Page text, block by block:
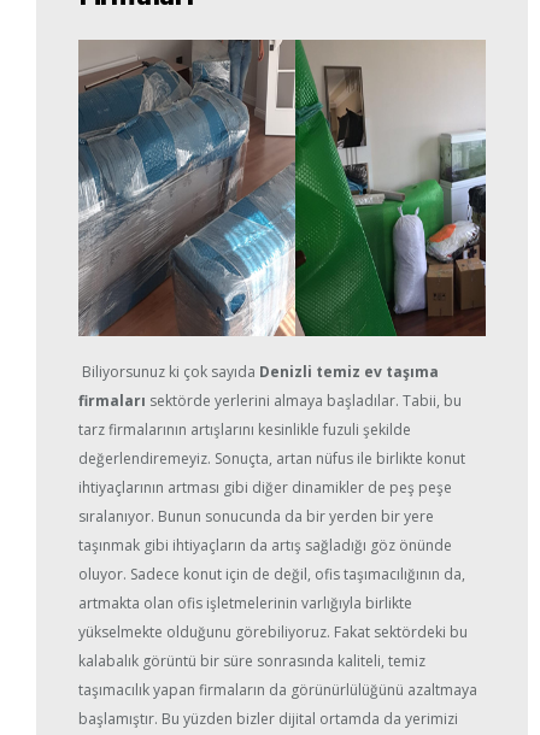
Biliyorsunuz ki çok sayıda Denizli temiz ev taşıma
firmaları sektörde yerlerini almaya başladılar. Tabii, bu
tarz firmalarının artışlarını kesinlikle fuzuli şekilde
değerlendiremeyiz. Sonuçta, artan nüfus ile birlikte konut
ihtiyaçlarının artması gibi diğer dinamikler de peş peşe
sıralanıyor. Bunun sonucunda da bir yerden bir yere
taşınmak gibi ihtiyaçların da artış sağladığı göz önünde
oluyor. Sadece konut için de değil, ofis taşımacılığının da,
artmakta olan ofis işletmelerinin varlığıyla birlikte
yükselmekte olduğunu görebiliyoruz. Fakat sektördeki bu
kalabalık görüntü bir süre sonrasında kaliteli, temiz
taşımacılık yapan firmaların da görünürlülüğünü azaltmaya
başlamıştır. Bu yüzden bizler dijital ortamda da yerimizi